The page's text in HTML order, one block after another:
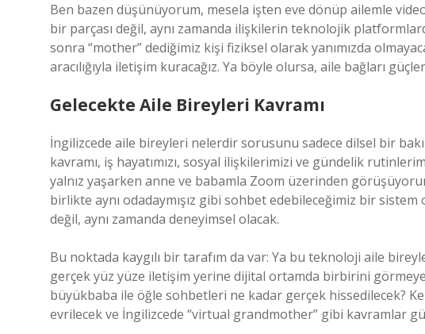
Ben bazen düşünüyorum, mesela işten eve dönüp ailemle
bir parçası değil, aynı zamanda ilişkilerin teknolojik
sonra “mother” dediğimiz kişi fiziksel olarak yanımızda
aracılığıyla iletişim kuracağız. Ya böyle olursa, aile bağları
Gelecekte Aile Bireyleri Kavramı
İngilizcede aile bireyleri nelerdir sorusunu sadece dilsel bir
kavramı, iş hayatımızı, sosyal ilişkilerimizi ve gündelik
yalnız yaşarken anne ve babamla Zoom üzerinden
birlikte aynı odadaymışız gibi sohbet edebileceğimiz bir sistem
değil, aynı zamanda deneyimsel olacak.
Bu noktada kaygılı bir tarafım da var: Ya bu teknoloji aile
gerçek yüz yüze iletişim yerine dijital ortamda birbirini görmeye
büyükbaba ile öğle sohbetleri ne kadar gerçek hissedilecek?
evrilecek ve İngilizcede “virtual grandmother” gibi kavramlar